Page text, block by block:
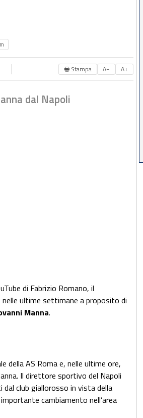
🖶 Stampa A− A+
dal Napoli
di Fabrizio Romano, il
ultime settimane a proposito di
Manna.
della AS Roma e, nelle ultime ore,
Il direttore sportivo del Napoli
club giallorosso in vista della
cambiamento nell’area